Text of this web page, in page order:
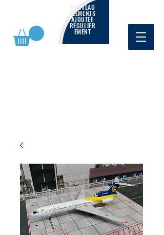
NOUVEAU
ÉLÉMENTS
AJOUTÉE
RÉGULIÈR
EMENT